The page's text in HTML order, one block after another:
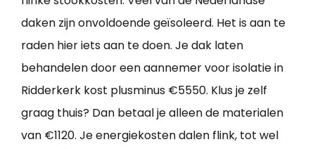
daken zijn onvoldoende geïsoleerd. Het is aan te
raden hier iets aan te doen. Je dak laten
behandelen door een aannemer voor isolatie in
Ridderkerk kost plusminus €5550. Klus je zelf
graag thuis? Dan betaal je alleen de materialen
van €1120. Je energiekosten dalen flink, tot wel